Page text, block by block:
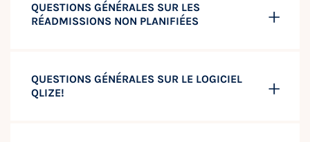
QUESTIONS GÉNÉRALES SUR LES
RÉADMISSIONS NON PLANIFIÉES
QUESTIONS GÉNÉRALES SUR LE LOGICIEL
QLIZE!